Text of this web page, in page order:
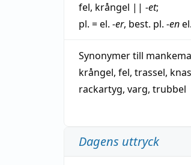
fel, krångel || -et;
pl. = el. -er, best. pl. -enel.
Synonymer till
krångel, fel, trassel, knas
rackartyg, varg, trubbel
Dagens uttryck